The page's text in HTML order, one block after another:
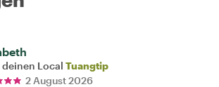
deinen Local Tuangtip
2 August 2026